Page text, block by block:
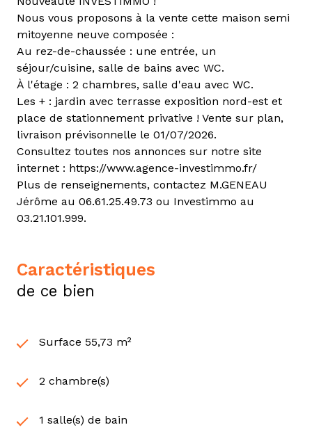
Nous vous proposons à la vente cette maison semi
mitoyenne neuve composée :
Au rez-de-chaussée : une entrée, un
séjour/cuisine, salle de bains avec WC.
À l'étage : 2 chambres, salle d'eau avec WC.
Les + : jardin avec terrasse exposition nord-est et
place de stationnement privative ! Vente sur plan,
livraison prévisonnelle le 01/07/2026.
Consultez toutes nos annonces sur notre site
internet : https://www.agence-investimmo.fr/
Plus de renseignements, contactez M.GENEAU
Jérôme au 06.61.25.49.73 ou Investimmo au
03.21.101.999.
caractéristiques
de ce bien
Surface 55,73 m²
2 chambre(s)
1 salle(s) de bain